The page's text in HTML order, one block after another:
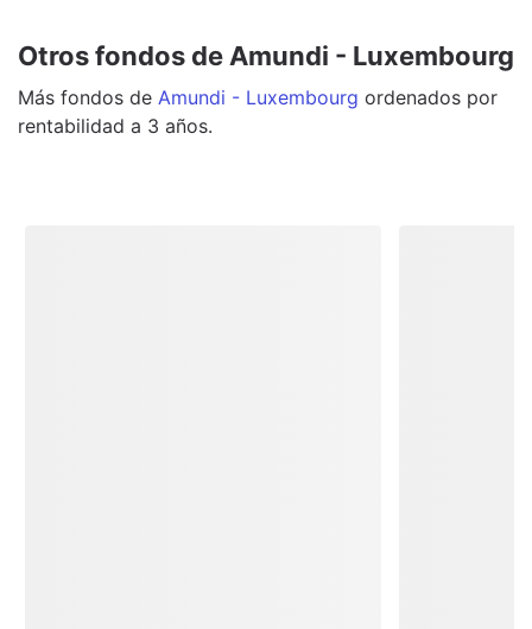
Otros fondos de Amundi - Luxembourg
Más fondos de Amundi - Luxembourg ordenados por
rentabilidad a 3 años.